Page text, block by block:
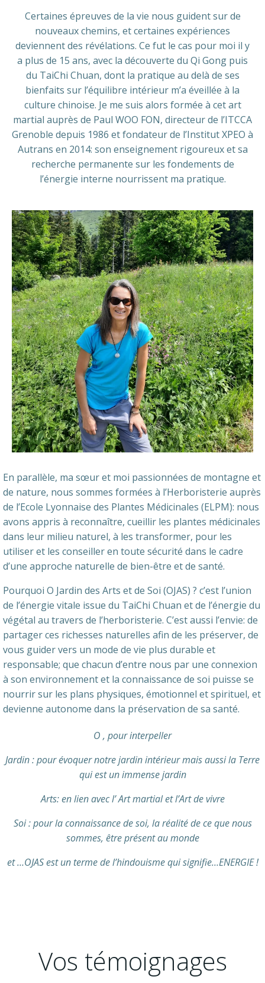
Certaines épreuves de la vie nous guident sur de
nouveaux chemins, et certaines expériences
deviennent des révélations. Ce fut le cas pour moi il y
a plus de 15 ans, avec la découverte du Qi Gong puis
du TaiChi Chuan, dont la pratique au delà de ses
bienfaits sur l’équilibre intérieur m’a éveillée à la
culture chinoise. Je me suis alors formée à cet art
martial auprès de Paul WOO FON, directeur de l’ITCCA
Grenoble depuis 1986 et fondateur de l’Institut XPEO à
Autrans en 2014: son enseignement rigoureux et sa
recherche permanente sur les fondements de
l’énergie interne nourrissent ma pratique.
En parallèle, ma sœur et moi passionnées de montagne et
de nature, nous sommes formées à l’Herboristerie auprès
de l’Ecole Lyonnaise des Plantes Médicinales (ELPM): nous
avons appris à reconnaître, cueillir les plantes médicinales
dans leur milieu naturel, à les transformer, pour les
utiliser et les conseiller en toute sécurité dans le cadre
d’une approche naturelle de bien-être et de santé.
Pourquoi O Jardin des Arts et de Soi (OJAS) ? c’est l’union
de l’énergie vitale issue du TaiChi Chuan et de l’énergie du
végétal au travers de l’herboristerie. C’est aussi l’envie: de
partager ces richesses naturelles afin de les préserver, de
vous guider vers un mode de vie plus durable et
responsable; que chacun d’entre nous par une connexion
à son environnement et la connaissance de soi puisse se
nourrir sur les plans physiques, émotionnel et spirituel, et
devienne autonome dans la préservation de sa santé.
O , pour interpeller
Jardin : pour évoquer notre jardin intérieur mais aussi la Terre
qui est un immense jardin
Arts: en lien avec l’ Art martial et l’Art de vivre
Soi : pour la connaissance de soi, la réalité de ce que nous
sommes, être présent au monde
et …OJAS est un terme de l’hindouisme qui signifie…ENERGIE !
Vos témoignages